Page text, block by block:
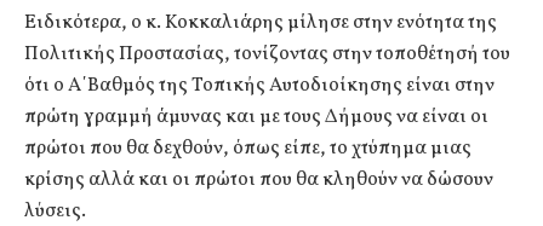
Ειδικότερα, ο κ. Κοκκαλιάρης μίλησε στην ενότητα της
Πολιτικής Προστασίας, τονίζοντας στην τοποθέτησή του
ότι ο Α΄Βαθμός της Τοπικής Αυτοδιοίκησης είναι στην
πρώτη γραμμή άμυνας και με τους Δήμους να είναι οι
πρώτοι που θα δεχθούν, όπως είπε, το χτύπημα μιας
κρίσης αλλά και οι πρώτοι που θα κληθούν να δώσουν
λύσεις.